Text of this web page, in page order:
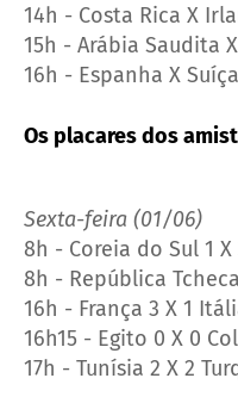
14h - Costa Rica X
15h - Arábia Saudita
16h - Espanha X Suíça
Os placares dos
Sexta-feira (01/06)
8h - Coreia do Sul 1
8h - República
16h - França 3 X 1
16h15 - Egito 0 X 0
17h - Tunísia 2 X 2